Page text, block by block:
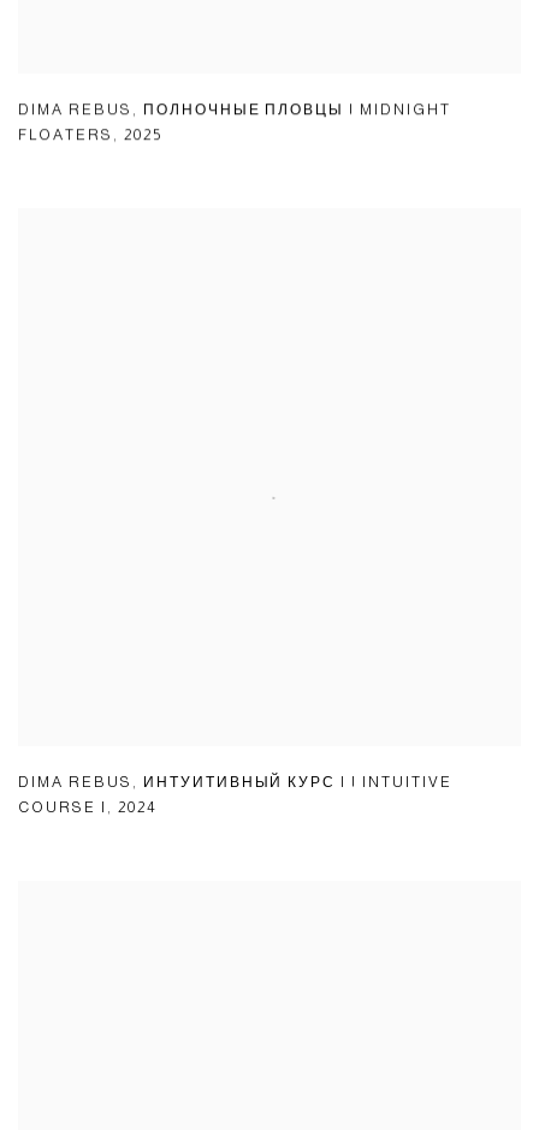
DIMA REBUS , ПОЛНОЧНЫЕ ПЛОВЦЫ | MIDNIGHT
FLOATERS , 2025
DIMA REBUS , ИНТУИТИВНЫЙ КУРС I | INTUITIVE
COURSE I , 2024